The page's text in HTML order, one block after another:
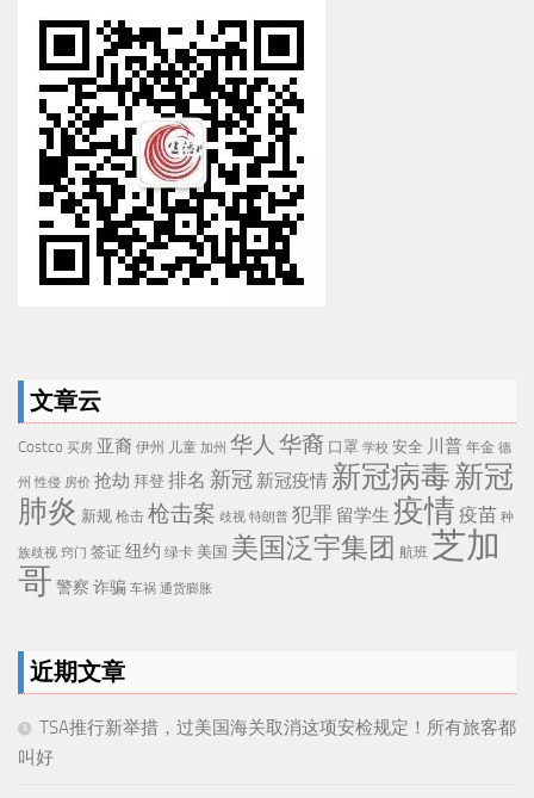
文章云
Costco 买房 亚裔 伊州 儿童 加州 华人 华裔 口罩 学校 安全 川普 年金 德
州 性侵 房价 抢劫 拜登 排名 新冠 新冠疫情 新冠病毒新冠
肺炎 新规 枪击 枪击案 歧视 特朗普 犯罪 留学生 疫情 疫苗 种
族歧视 窍门 签证 纽约 绿卡 美国 美国泛宇集团 航班 芝加
哥 警察 诈骗 车祸 通货膨胀
近期文章
TSA推行新举措，过美国海关取消这项安检规定！所有旅客都
叫好